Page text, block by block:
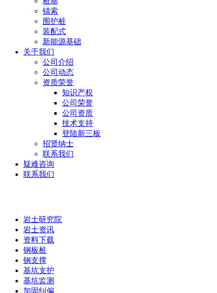
锚索
围护桩
装配式
新能源基础
关于我们
公司介绍
公司动态
资质荣誉
知识产权
公司荣誉
公司资质
技术支持
登陆新三板
招贤纳士
联系我们
疑难咨询
联系我们
岩土研究院
岩土资讯
资料下载
钢板桩
钢支撑
基坑支护
基坑监测
加固纠偏